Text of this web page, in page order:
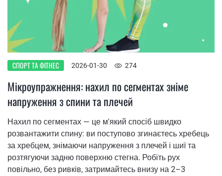
СПОРТ ТА ФІТНЕС 2026-01-30 274
Мікроупражнення: нахил по сегментах зніме
напруження з спини та плечей
Нахил по сегментах — це м'який спосіб швидко
розвантажити спину: ви поступово згинаєтесь хребець
за хребцем, знімаючи напруження з плечей і шиї та
розтягуючи задню поверхню стегна. Робіть рух
повільно, без ривків, затримайтесь внизу на 2–3